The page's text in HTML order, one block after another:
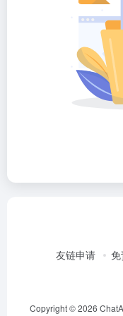
友链申请
Copyright © 2026